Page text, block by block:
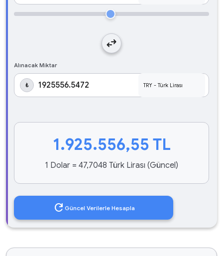
swap_horiz
Alınacak Miktar
₺
1.925.556,55 TL
1 Dolar = 47,7048 Türk Lirası (Güncel)
refresh Güncel Verilerle Hesapla